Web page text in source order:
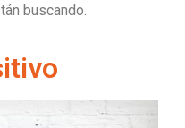
buscando.